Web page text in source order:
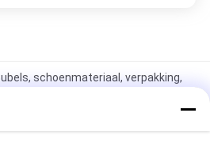
schoenmateriaal, verpakking,
het Schuimproductielijn van de
en Hoofdkussen